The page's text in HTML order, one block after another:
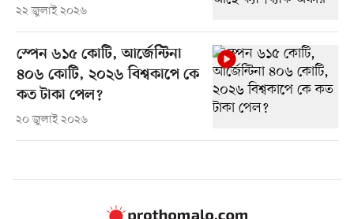
২২ জুলাই ২০২৬
স্পেন ৬১৫ কোটি, আর্জেন্টিনা
৪০৬ কোটি, ২০২৬ বিশ্বকাপে কে
কত টাকা পেল?
২০ জুলাই ২০২৬